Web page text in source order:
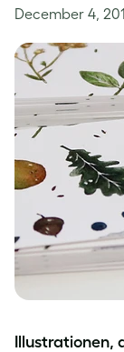
December 4,
Illustrationen,